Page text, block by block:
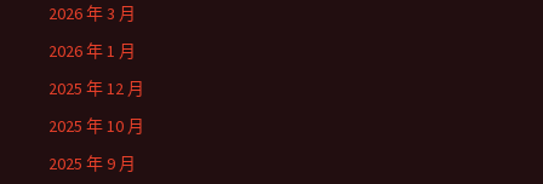
2026 年 3 月
2026 年 1 月
2025 年 12 月
2025 年 10 月
2025 年 9 月